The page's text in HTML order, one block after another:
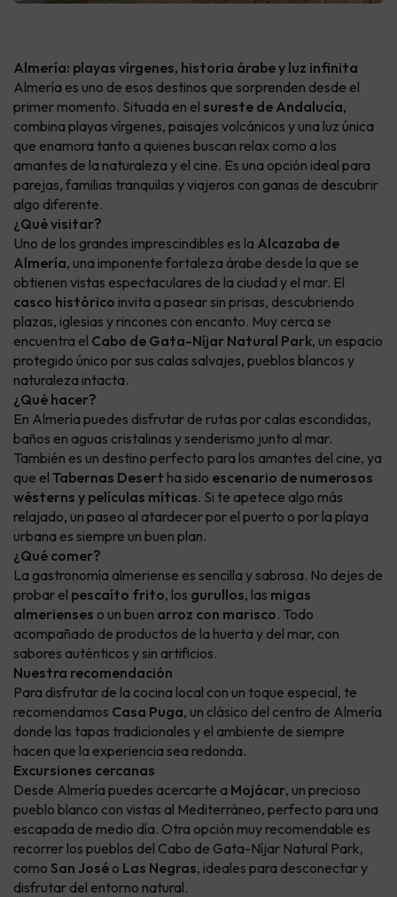
Almería: playas vírgenes, historia árabe y luz infinita
Almería es uno de esos destinos que sorprenden desde el
primer momento. Situada en el sureste de Andalucía,
combina playas vírgenes, paisajes volcánicos y una luz única
que enamora tanto a quienes buscan relax como a los
amantes de la naturaleza y el cine. Es una opción ideal para
parejas, familias tranquilas y viajeros con ganas de descubrir
algo diferente.
¿Qué visitar?
Uno de los grandes imprescindibles es la Alcazaba de
Almería, una imponente fortaleza árabe desde la que se
obtienen vistas espectaculares de la ciudad y el mar. El
casco histórico invita a pasear sin prisas, descubriendo
plazas, iglesias y rincones con encanto. Muy cerca se
encuentra el Cabo de Gata-Níjar Natural Park, un espacio
protegido único por sus calas salvajes, pueblos blancos y
naturaleza intacta.
¿Qué hacer?
En Almería puedes disfrutar de rutas por calas escondidas,
baños en aguas cristalinas y senderismo junto al mar.
También es un destino perfecto para los amantes del cine, ya
que el Tabernas Desert ha sido escenario de numerosos
wésterns y películas míticas. Si te apetece algo más
relajado, un paseo al atardecer por el puerto o por la playa
urbana es siempre un buen plan.
¿Qué comer?
La gastronomía almeriense es sencilla y sabrosa. No dejes de
probar el pescaíto frito, los gurullos, las migas
almerienses o un buen arroz con marisco. Todo
acompañado de productos de la huerta y del mar, con
sabores auténticos y sin artificios.
Nuestra recomendación
Para disfrutar de la cocina local con un toque especial, te
recomendamos Casa Puga, un clásico del centro de Almería
donde las tapas tradicionales y el ambiente de siempre
hacen que la experiencia sea redonda.
Excursiones cercanas
Desde Almería puedes acercarte a Mojácar, un precioso
pueblo blanco con vistas al Mediterráneo, perfecto para una
escapada de medio día. Otra opción muy recomendable es
recorrer los pueblos del Cabo de Gata-Níjar Natural Park,
como San José o Las Negras, ideales para desconectar y
disfrutar del entorno natural.